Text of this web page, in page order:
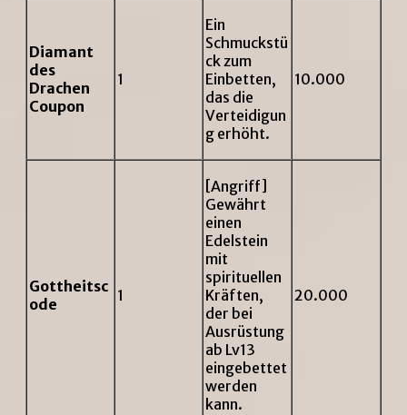
Diamant
des
Drachen
Coupon
1
Ein
Schmuckstü
ck zum
Einbetten,
das die
Verteidigun
g erhöht.
10.000
Gottheitsc
ode
1
[Angriff]
Gewährt
einen
Edelstein
mit
spirituellen
Kräften,
der bei
Ausrüstung
ab Lv13
eingebettet
werden
kann.
20.000